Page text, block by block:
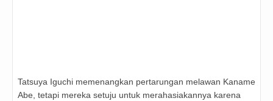
Tatsuya Iguchi memenangkan pertarungan melawan Kaname
Abe, tetapi mereka setuju untuk merahasiakannya karena